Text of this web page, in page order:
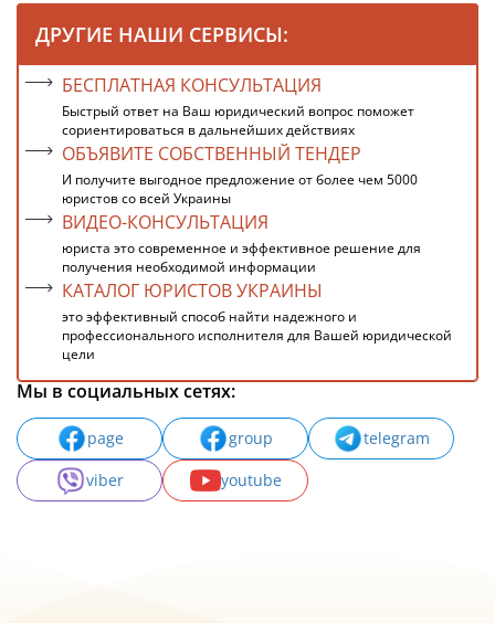
ДРУГИЕ НАШИ СЕРВИСЫ:
БЕСПЛАТНАЯ КОНСУЛЬТАЦИЯ
Быстрый ответ на Ваш юридический вопрос поможет
сориентироваться в дальнейших действиях
ОБЪЯВИТЕ СОБСТВЕННЫЙ ТЕНДЕР
И получите выгодное предложение от более чем 5000
юристов со всей Украины
ВИДЕО-КОНСУЛЬТАЦИЯ
юриста это современное и эффективное решение для
получения необходимой информации
КАТАЛОГ ЮРИСТОВ УКРАИНЫ
это эффективный способ найти надежного и
профессионального исполнителя для Вашей юридической
цели
Мы в социальных сетях:
page group
telegram
viber
youtube